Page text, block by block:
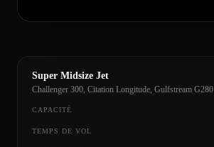
Super Midsize Jet
Challenger 300, Citation Longitude, Gulfstream G280